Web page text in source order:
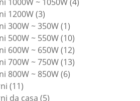
1200W 33
prodotti
300W ~ 350W 11
prodotto
500W ~ 550W 1010
prodotti
600W ~ 650W 1212
prodotti
700W ~ 750W 1313
800W ~ 850W 66
1111
prodotti
da casa 55